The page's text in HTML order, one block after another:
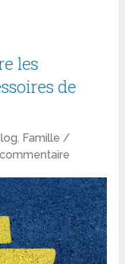
les
de
, Famille /